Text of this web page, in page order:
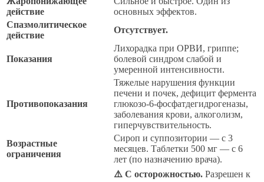
действие
основных эффектов.
Спазмолитическое
действие
Отсутствует.
Показания
Лихорадка при ОРВИ, гриппе;
болевой синдром слабой и
умеренной интенсивности.
Противопоказания
Тяжелые нарушения функции
печени и почек, дефицит фермента
глюкозо-6-фосфатдегидрогеназы,
заболевания крови, алкоголизм,
гиперчувствительность.
Возрастные
ограничения
Сироп и суппозитории — с 3
месяцев. Таблетки 500 мг — с 6
лет (по назначению врача).
⚠️ С осторожностью. Разрешен к